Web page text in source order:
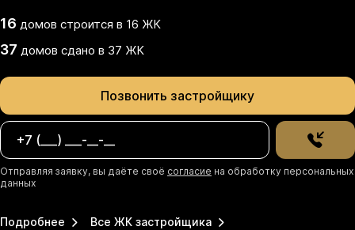
16 домов строится в 16 ЖК
37 домов сдано в 37 ЖК
Позвонить застройщику
Отправляя заявку, вы даёте своё согласие на обработку персональных
данных
Подробнее Все ЖК застройщика